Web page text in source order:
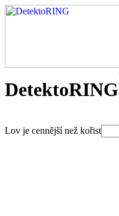
DetektoRING
Lov je cennější než kořist